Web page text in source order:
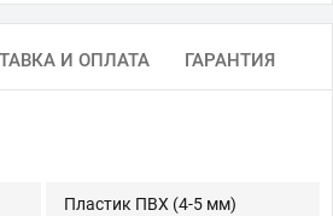
И ОПЛАТА ГАРАНТИЯ
Пластик ПВХ (4-5 мм)